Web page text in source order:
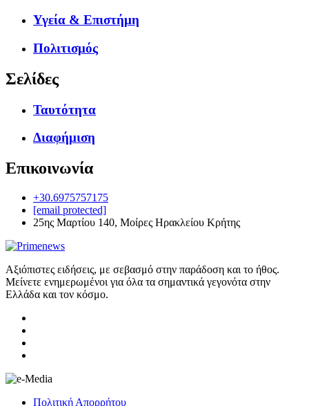
Υγεία & Επιστήμη
Πολιτισμός
Σελίδες
Ταυτότητα
Διαφήμιση
Επικοινωνία
+30.6975757175
[email protected]
25ης Μαρτίου 140, Μοίρες Ηρακλείου Κρήτης
Αξιόπιστες ειδήσεις, με σεβασμό στην παράδοση και το ήθος.
Μείνετε ενημερωμένοι για όλα τα σημαντικά γεγονότα στην
Ελλάδα και τον κόσμο.
Πολιτική Απορρήτου